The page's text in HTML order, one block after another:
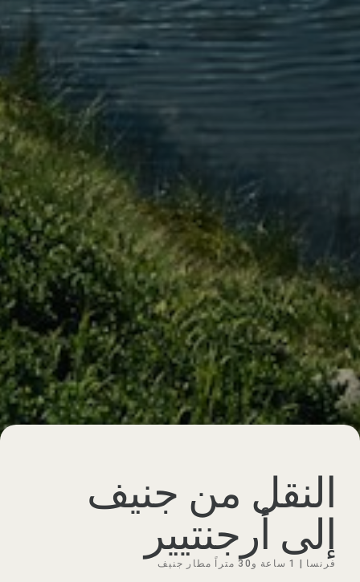
النقل من جنيف
إلى أرجنتيير
فرنسا | 1 ساعة و30 متراً مطار جنيف